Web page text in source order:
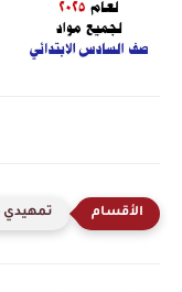
تمهيدي 2025